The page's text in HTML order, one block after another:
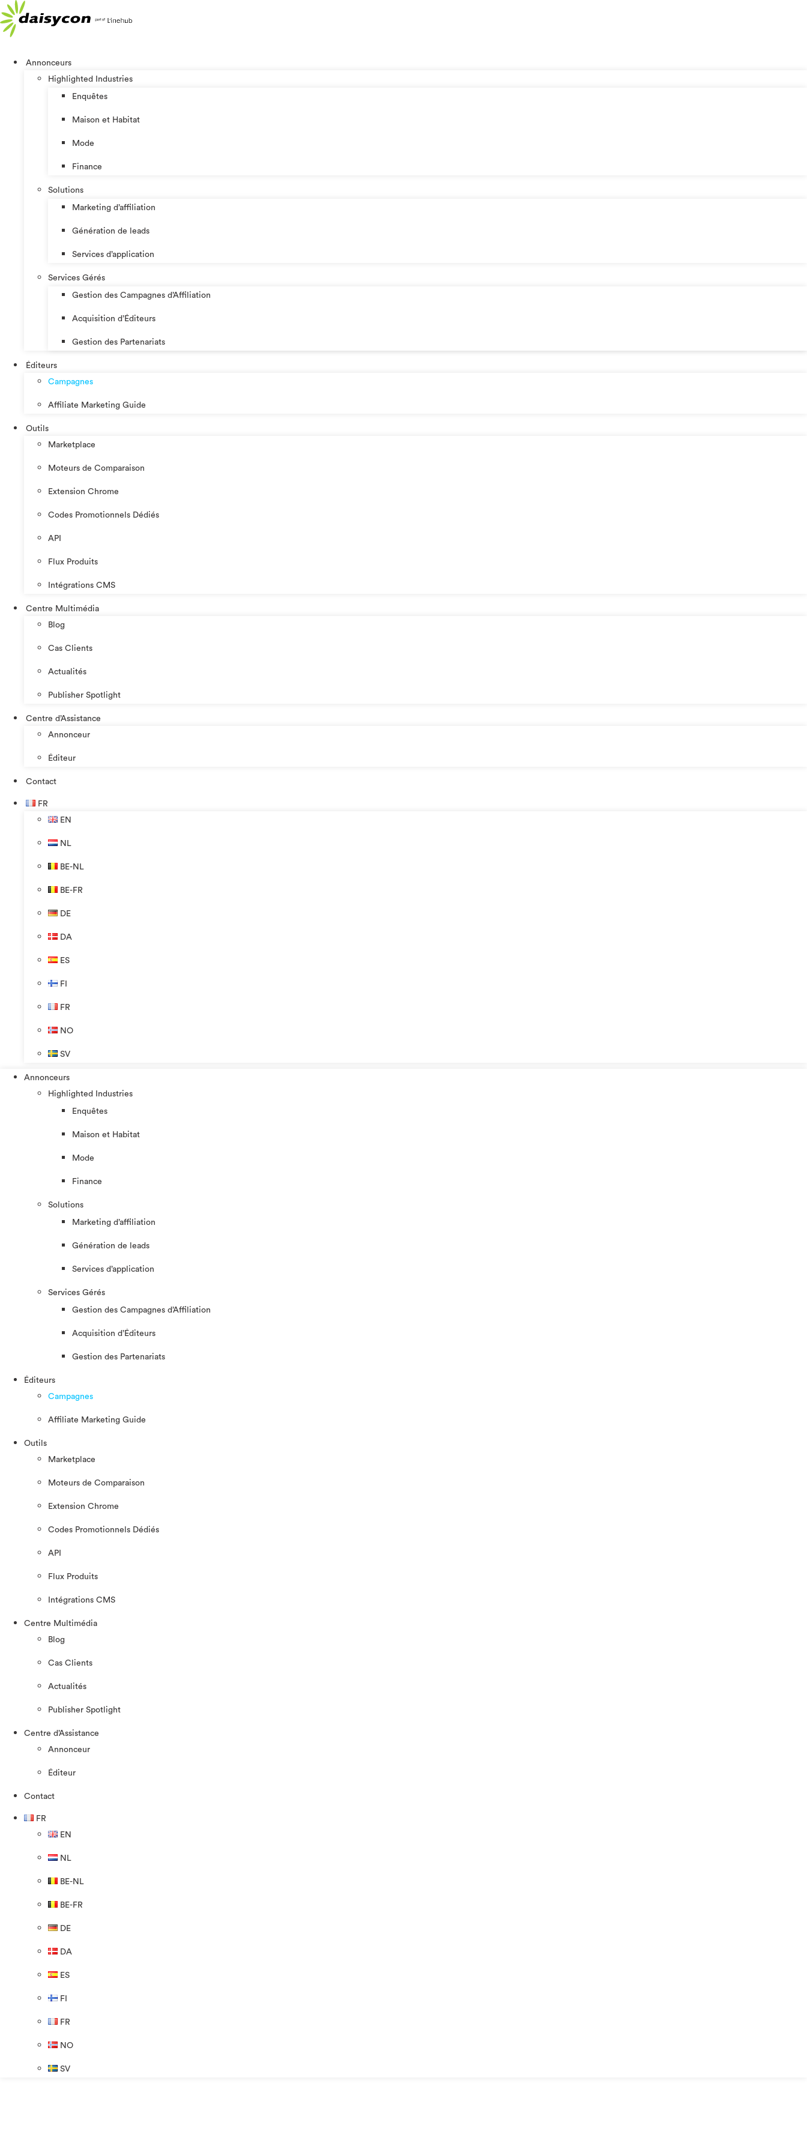
Aller
au
contenu
Annonceurs
Highlighted Industries
Enquêtes
Maison et Habitat
Mode
Finance
Solutions
Marketing d’affiliation
Génération de leads
Services d’application
Services Gérés
Gestion des Campagnes d’Affiliation​
Acquisition d’Éditeurs
Gestion des Partenariats
Éditeurs
Campagnes
Affiliate Marketing Guide
Outils
Marketplace
Moteurs de Comparaison
Extension Chrome
Codes Promotionnels Dédiés
API
Flux Produits
Intégrations CMS
Centre Multimédia
Blog
Cas Clients
Actualités
Publisher Spotlight
Centre d’Assistance
Annonceur
Éditeur
Contact
FR
EN
NL
BE-NL
BE-FR
DE
DA
ES
FI
FR
NO
SV
Annonceurs
Highlighted Industries
Enquêtes
Maison et Habitat
Mode
Finance
Solutions
Marketing d’affiliation
Génération de leads
Services d’application
Services Gérés
Gestion des Campagnes d’Affiliation​
Acquisition d’Éditeurs
Gestion des Partenariats
Éditeurs
Campagnes
Affiliate Marketing Guide
Outils
Marketplace
Moteurs de Comparaison
Extension Chrome
Codes Promotionnels Dédiés
API
Flux Produits
Intégrations CMS
Centre Multimédia
Blog
Cas Clients
Actualités
Publisher Spotlight
Centre d’Assistance
Annonceur
Éditeur
Contact
FR
EN
NL
BE-NL
BE-FR
DE
DA
ES
FI
FR
NO
SV